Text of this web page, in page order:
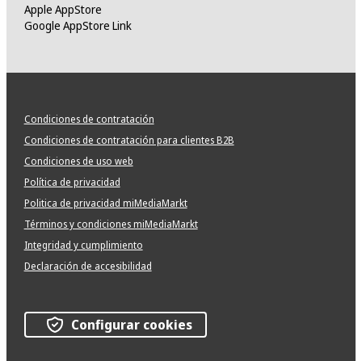
Apple AppStore
Google AppStore Link
Condiciones de contratación
Condiciones de contratación para clientes B2B
Condiciones de uso web
Política de privacidad
Politica de privacidad miMediaMarkt
Términos y condiciones miMediaMarkt
Integridad y cumplimiento
Declaración de accesibilidad
Configurar cookies